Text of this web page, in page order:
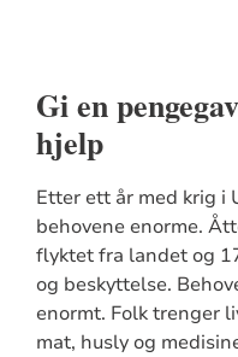
Gi en
hjelp
Etter ett år med krig i
behovene enorme.
flyktet fra landet og
og beskyttelse.
enormt. Folk trenger
mat, husly og